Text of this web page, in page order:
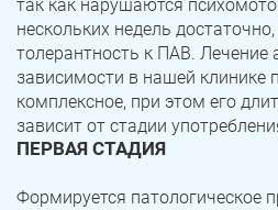
так как нарушаются
нескольких недель
толерантность к ПАВ.
зависимости в нашей клинике
комплексное, при этом его
зависит от стадии
ПЕРВАЯ СТАДИЯ
Формируется патологическое